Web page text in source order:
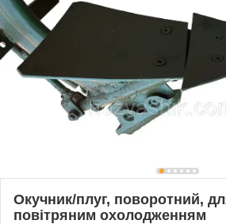
Окучник/плуг, поворотний,
повітряним охолодженням